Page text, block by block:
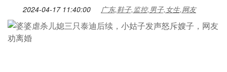
2024-04-17 11:40:00 广东,鞋子,监控,男子,女生,网友